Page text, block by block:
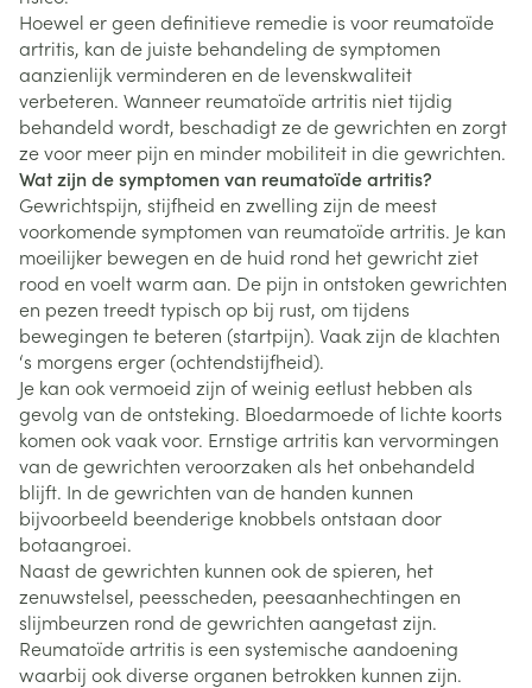
Hoewel er geen definitieve remedie is voor reumatoïde
artritis, kan de juiste behandeling de symptomen
aanzienlijk verminderen en de levenskwaliteit
verbeteren. Wanneer reumatoïde artritis niet tijdig
behandeld wordt, beschadigt ze de gewrichten en zorgt
ze voor meer pijn en minder mobiliteit in die gewrichten.
Wat zijn de symptomen van reumatoïde artritis?
Gewrichtspijn, stijfheid en zwelling zijn de meest
voorkomende symptomen van reumatoïde artritis. Je kan
moeilijker bewegen en de huid rond het gewricht ziet
rood en voelt warm aan. De pijn in ontstoken gewrichten
en pezen treedt typisch op bij rust, om tijdens
bewegingen te beteren (startpijn). Vaak zijn de klachten
‘s morgens erger (ochtendstijfheid).
Je kan ook vermoeid zijn of weinig eetlust hebben als
gevolg van de ontsteking. Bloedarmoede of lichte koorts
komen ook vaak voor. Ernstige artritis kan vervormingen
van de gewrichten veroorzaken als het onbehandeld
blijft. In de gewrichten van de handen kunnen
bijvoorbeeld beenderige knobbels ontstaan door
botaangroei.
Naast de gewrichten kunnen ook de spieren, het
zenuwstelsel, peesscheden, peesaanhechtingen en
slijmbeurzen rond de gewrichten aangetast zijn.
Reumatoïde artritis is een systemische aandoening
waarbij ook diverse organen betrokken kunnen zijn.